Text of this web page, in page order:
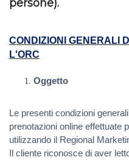
persone).
CONDIZIONI GENERALI
L'ORC
Oggetto
Le presenti condizioni
prenotazioni online effettuate
utilizzando il Regional
Il cliente riconosce di aver